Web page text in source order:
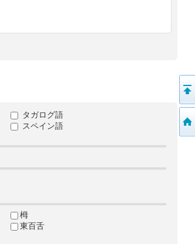
タガログ語
スペイン語
栂
東百舌